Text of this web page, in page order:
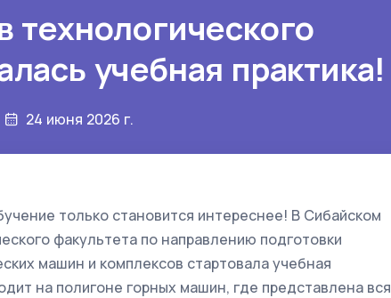
технологического
учебная практика!
24 июня 2026 г.
только становится интереснее! В Сибайском
факультета по направлению подготовки
машин и комплексов стартовала учебная
на полигоне горных машин, где представлена вся